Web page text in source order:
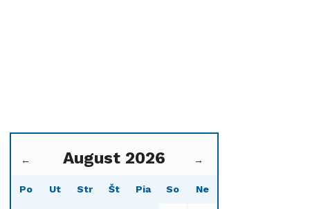
← August 2026 →
Po Ut Str Št Pia So Ne